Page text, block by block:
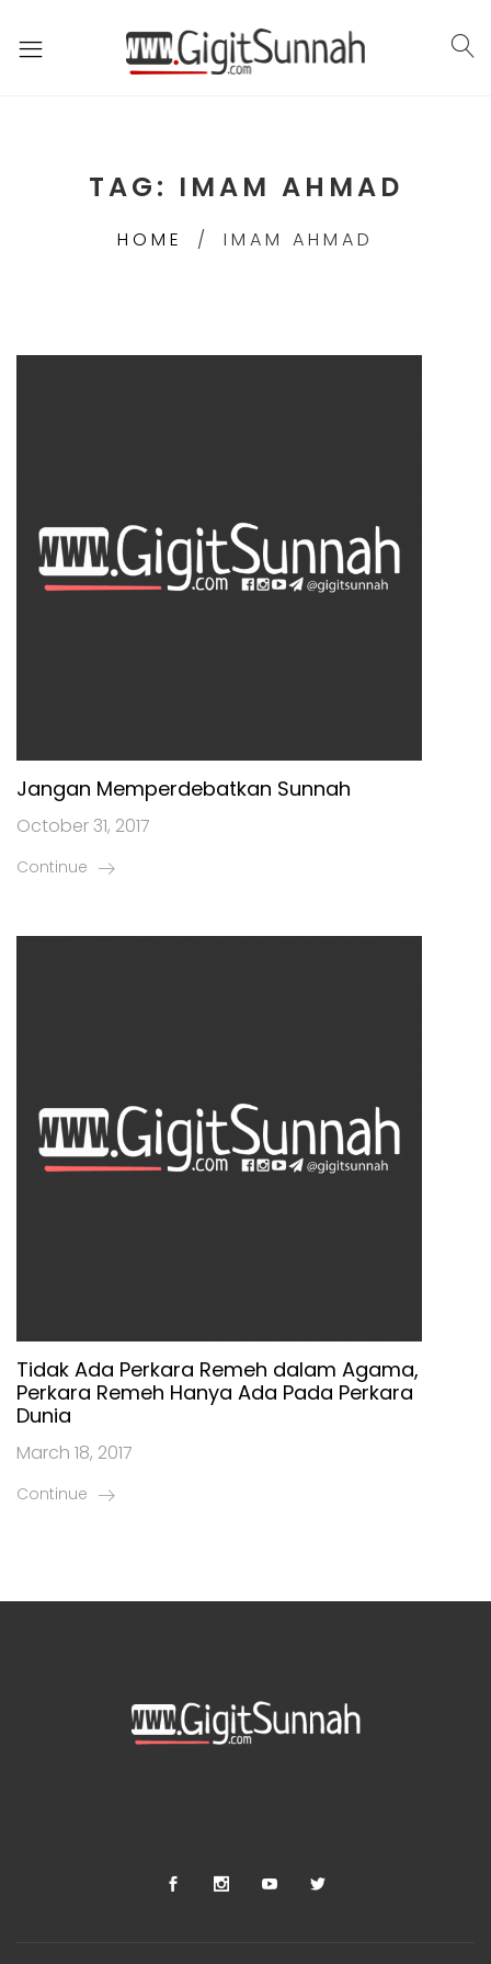
TAG: IMAM AHMAD
HOME IMAM AHMAD
Jangan Memperdebatkan Sunnah
October 31, 2017
Continue
Tidak Ada Perkara Remeh dalam Agama,
Perkara Remeh Hanya Ada Pada Perkara
Dunia
March 18, 2017
Continue